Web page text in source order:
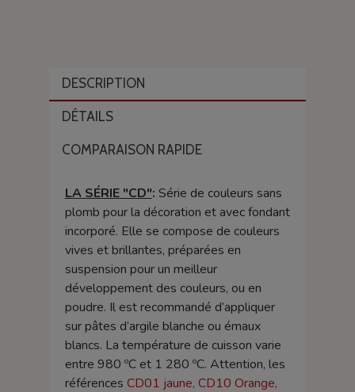
DESCRIPTION
DÉTAILS
COMPARAISON RAPIDE
LA SÉRIE "CD": Série de couleurs sans
plomb pour la décoration et avec fondant
incorporé. Elle se compose de couleurs
vives et brillantes, préparées en
suspension pour un meilleur
développement des couleurs, ou en
poudre. Il est recommandé d’appliquer
sur pâtes d’argile blanche ou émaux
blancs. La température de cuisson varie
entre 980 ºC et 1 280 ºC. Attention, les
références CD01 jaune, CD10 Orange,